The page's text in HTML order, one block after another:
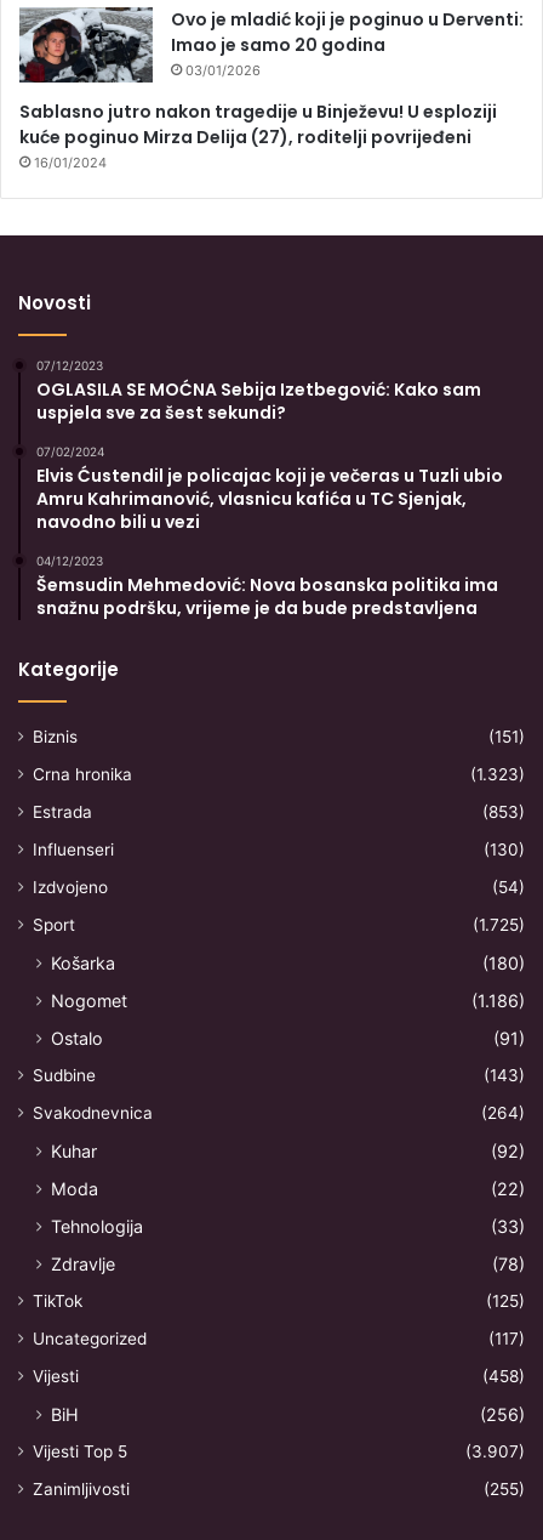
Ovo je mladić koji je poginuo u Derventi:
Imao je samo 20 godina
03/01/2026
Sablasno jutro nakon tragedije u Binježevu! U esploziji
kuće poginuo Mirza Delija (27), roditelji povrijeđeni
16/01/2024
Novosti
07/12/2023
OGLASILA SE MOĆNA Sebija Izetbegović: Kako sam
uspjela sve za šest sekundi?
07/02/2024
Elvis Ćustendil je policajac koji je večeras u Tuzli ubio
Amru Kahrimanović, vlasnicu kafića u TC Sjenjak,
navodno bili u vezi
04/12/2023
Šemsudin Mehmedović: Nova bosanska politika ima
snažnu podršku, vrijeme je da bude predstavljena
Kategorije
Biznis
(151)
Crna hronika
(1.323)
Estrada
(853)
Influenseri
(130)
Izdvojeno
(54)
Sport
(1.725)
Košarka
(180)
Nogomet
(1.186)
Ostalo
(91)
Sudbine
(143)
Svakodnevnica
(264)
Kuhar
(92)
Moda
(22)
Tehnologija
(33)
Zdravlje
(78)
TikTok
(125)
Uncategorized
(117)
Vijesti
(458)
BiH (256)
Vijesti Top 5
(3.907)
Zanimljivosti
(255)